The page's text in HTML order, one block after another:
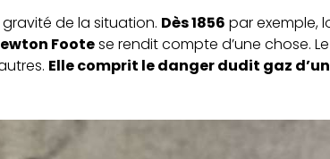
de la situation. Dès 1856 par exemple,
Footese rendit compte d’une chose.
Elle comprit le danger dudit gaz